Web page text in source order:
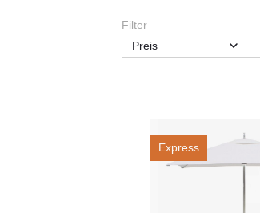
Filter
Preis
Express